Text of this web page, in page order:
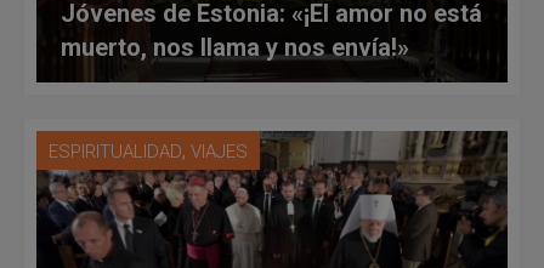
Jóvenes de Estonia: «¡El amor no está
muerto, nos llama y nos envía!»
ESPIRITUALIDAD, VIAJES